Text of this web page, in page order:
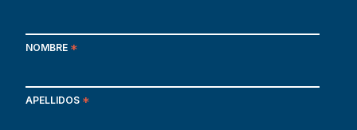
NOMBRE *
APELLIDOS *